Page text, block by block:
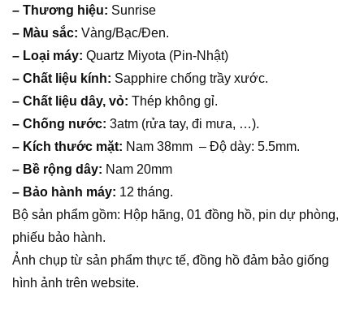
– Thương hiệu: Sunrise
– Màu sắc: Vàng/Bạc/Đen.
– Loại máy: Quartz Miyota (Pin-Nhật)
– Chất liệu kính: Sapphire chống trầy xước.
– Chất liệu dây, vỏ: Thép không gỉ.
– Chống nước: 3atm (rửa tay, đi mưa, …).
– Kích thước mặt: Nam 38mm – Độ dày: 5.5mm.
– Bề rộng dây: Nam 20mm
– Bảo hành máy: 12 tháng.
Bộ sản phẩm gồm: Hộp hãng, 01 đồng hồ, pin dự phòng,
phiếu bảo hành.
Ảnh chụp từ sản phẩm thực tế, đồng hồ đảm bảo giống
hình ảnh trên website.